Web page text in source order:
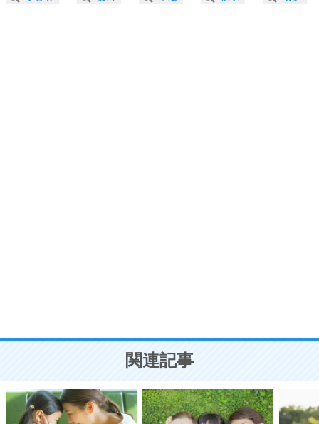
ことが大切。
3.0倍速 （162KB 41秒）
関連記事